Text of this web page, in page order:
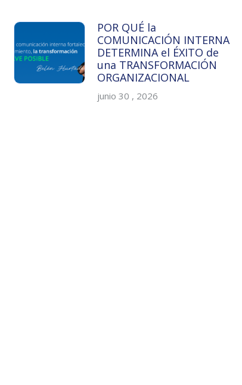
POR QUÉ la
COMUNICACIÓN INTERNA
DETERMINA el ÉXITO de
una TRANSFORMACIÓN
ORGANIZACIONAL
junio 30 , 2026